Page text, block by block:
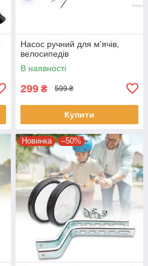
Насос ручний для м'ячів,
велосипедів
В наявності
299 ₴ 599 ₴
Купити
Новинка –50%